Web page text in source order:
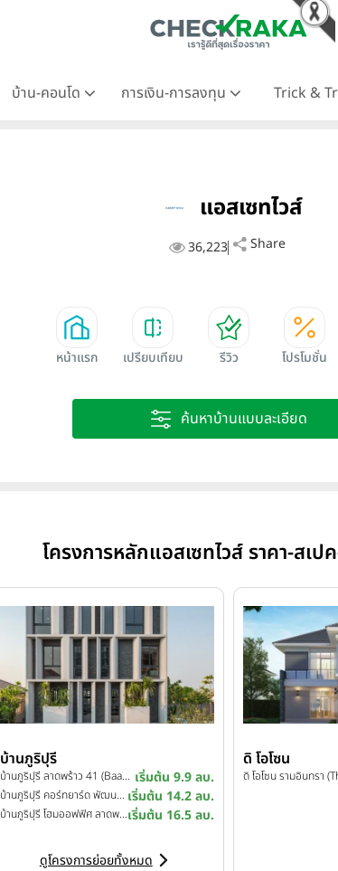
บ้าน-คอนโด การเงิน-การลงทุน Trick &
แอสเซทไวส์
36,223 Share
หน้าแรก เปรียบเทียบ รีวิว โปรโมชั่น
ค้นหาบ้านแบบละเอียด
โครงการหลักแอสเซทไวส์ ราคา-สเป
บ้านภูริปุรี
บ้านภูริปุรี ลาดพร้าว 41 (Baan Puripuri Ladprao 41) เริ่มต้น 9.9 ลบ.
บ้านภูริปุรี คอร์ทยาร์ด พัฒนาการ (Baan Puri Puri Courtyard Pattanakarn) เริ่มต้น 14.2 ลบ.
บ้านภูริปุรี โฮมออฟฟิศ ลาดพร้าว 41 (Baan Puripuri Homeoffice Ladprao 41)เริ่มต้น 16.5 ลบ.
ดูโครงการย่อยทั้งหมด
ดิ โอโซน